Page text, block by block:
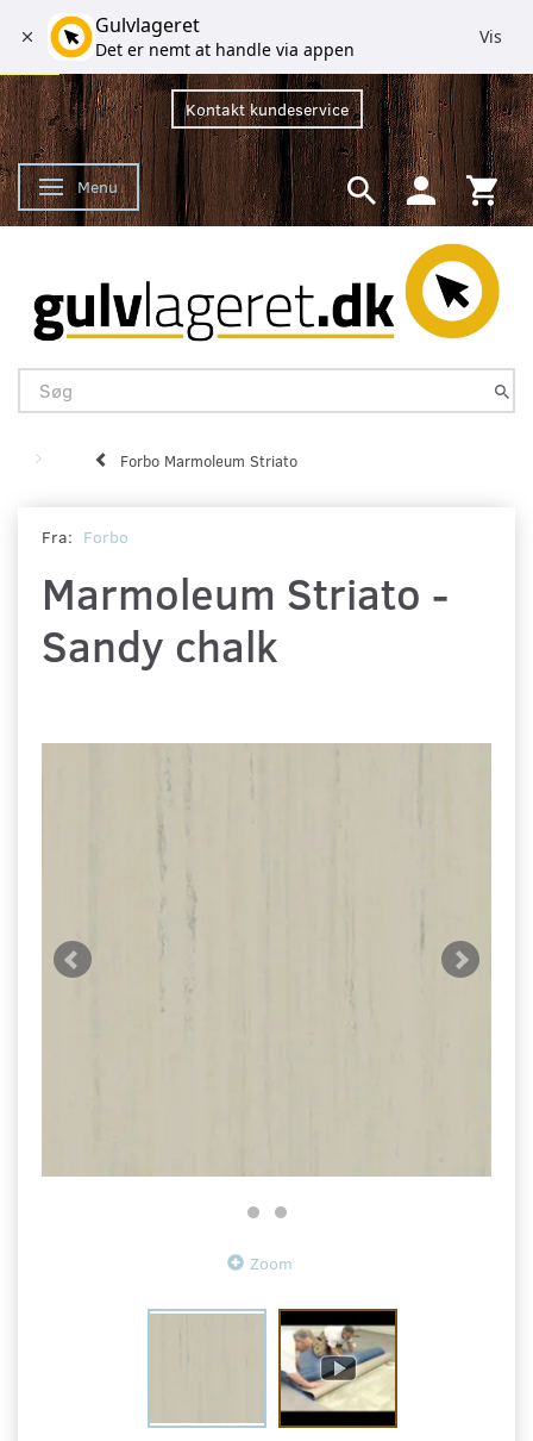
Kontakt kundeservice
Skifte navigation
Menu
Forbo Marmoleum Striato
Fra: Forbo
Marmoleum Striato -
Sandy chalk
Zoom
Gulvlageret
Det er nemt at handle via appen
Vis